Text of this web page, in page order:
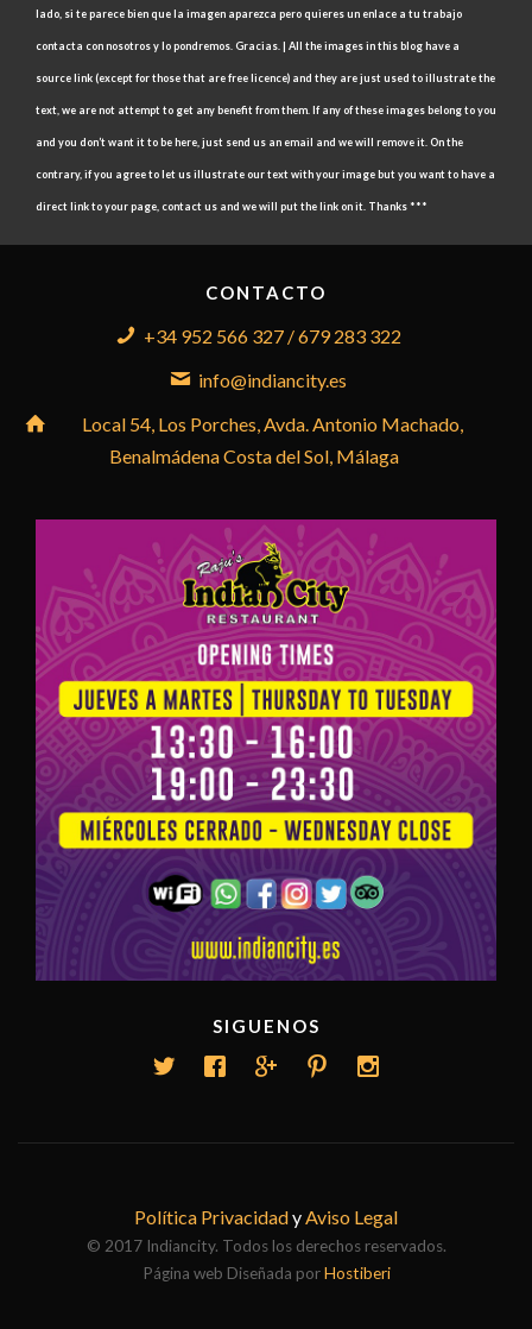
lado, si te parece bien que la imagen aparezca pero quieres un enlace a tu trabajo
contacta con nosotros y lo pondremos. Gracias. | All the images in this blog have a
source link (except for those that are free licence) and they are just used to illustrate the
text, we are not attempt to get any benefit from them. If any of these images belong to you
and you don’t want it to be here, just send us an email and we will remove it. On the
contrary, if you agree to let us illustrate our text with your image but you want to have a
direct link to your page, contact us and we will put the link on it. Thanks ***
CONTACTO
+34 952 566 327 / 679 283 322
info@indiancity.es
Local 54, Los Porches, Avda. Antonio Machado,
Benalmádena Costa del Sol, Málaga
SIGUENOS
Política Privacidady Aviso Legal
© 2017 Indiancity. Todos los derechos reservados.
Página web Diseñada porHostiberi